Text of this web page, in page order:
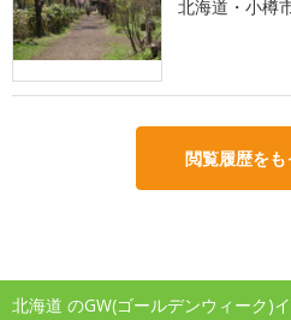
北海道・小樽
閲覧履歴をも
北海道 のGW(ゴールデンウィーク)